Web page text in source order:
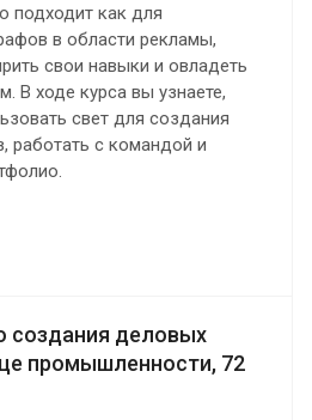
подходит как для
в области рекламы,
свои навыки и овладеть
В ходе курса вы узнаете,
свет для создания
работать с командой и
создания деловых
промышленности, 72